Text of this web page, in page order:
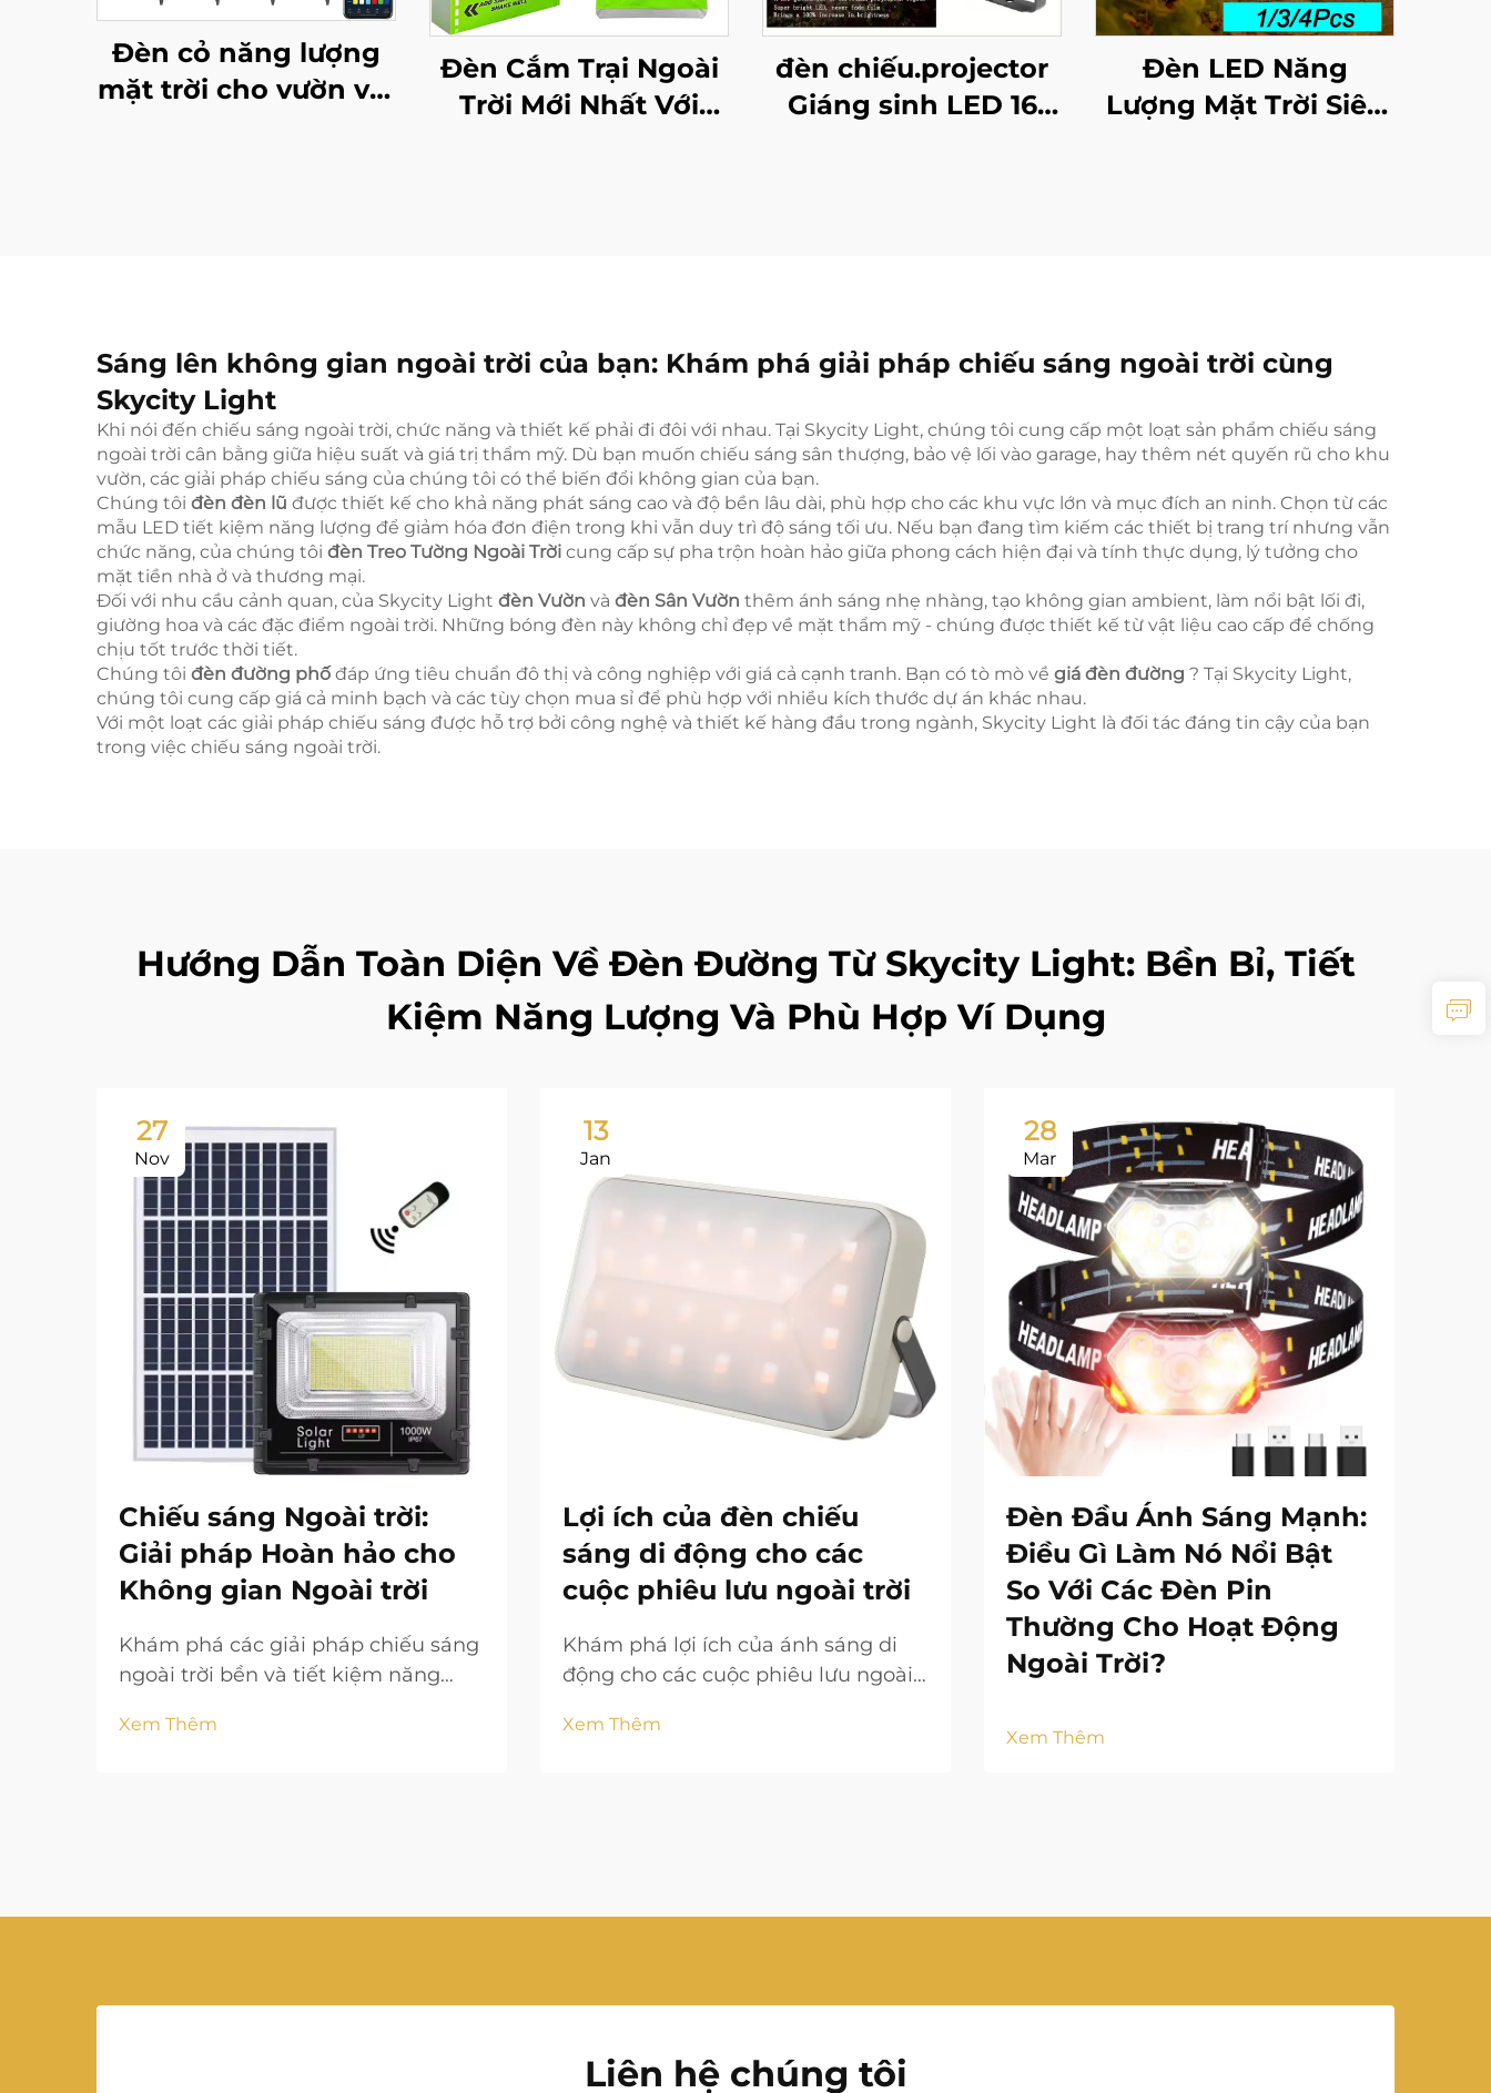
Đèn cỏ năng lượng
mặt trời cho vườn với
Đèn Cắm Trại Ngoài
Trời Mới Nhất Với
đèn chiếu.projector
Giáng sinh LED 16
Đèn LED Năng
Lượng Mặt Trời Siêu
Sáng lên không gian ngoài trời của bạn: Khám phá giải pháp chiếu sáng ngoài trời cùng
Skycity Light
Khi nói đến chiếu sáng ngoài trời, chức năng và thiết kế phải đi đôi với nhau. Tại Skycity Light, chúng tôi cung cấp một loạt sản phẩm chiếu sáng
ngoài trời cân bằng giữa hiệu suất và giá trị thẩm mỹ. Dù bạn muốn chiếu sáng sân thượng, bảo vệ lối vào garage, hay thêm nét quyến rũ cho khu
vườn, các giải pháp chiếu sáng của chúng tôi có thể biến đổi không gian của bạn.
Chúng tôi đèn đèn lũ được thiết kế cho khả năng phát sáng cao và độ bền lâu dài, phù hợp cho các khu vực lớn và mục đích an ninh. Chọn từ các
mẫu LED tiết kiệm năng lượng để giảm hóa đơn điện trong khi vẫn duy trì độ sáng tối ưu. Nếu bạn đang tìm kiếm các thiết bị trang trí nhưng vẫn
chức năng, của chúng tôi đèn Treo Tường Ngoài Trời cung cấp sự pha trộn hoàn hảo giữa phong cách hiện đại và tính thực dụng, lý tưởng cho
mặt tiền nhà ở và thương mại.
Đối với nhu cầu cảnh quan, của Skycity Light đèn Vườn và đèn Sân Vườn thêm ánh sáng nhẹ nhàng, tạo không gian ambient, làm nổi bật lối đi,
giường hoa và các đặc điểm ngoài trời. Những bóng đèn này không chỉ đẹp về mặt thẩm mỹ - chúng được thiết kế từ vật liệu cao cấp để chống
chịu tốt trước thời tiết.
Chúng tôi đèn đường phốđáp ứng tiêu chuẩn đô thị và công nghiệp với giá cả cạnh tranh. Bạn có tò mò về giá đèn đường ? Tại Skycity Light,
chúng tôi cung cấp giá cả minh bạch và các tùy chọn mua sỉ để phù hợp với nhiều kích thước dự án khác nhau.
Với một loạt các giải pháp chiếu sáng được hỗ trợ bởi công nghệ và thiết kế hàng đầu trong ngành, Skycity Light là đối tác đáng tin cậy của bạn
trong việc chiếu sáng ngoài trời.
Hướng Dẫn Toàn Diện Về Đèn Đường Từ Skycity Light: Bền Bỉ, Tiết
Kiệm Năng Lượng Và Phù Hợp Ví Dụng
27
Nov
Chiếu sáng Ngoài trời:
Giải pháp Hoàn hảo cho
Không gian Ngoài trời
Khám phá các giải pháp chiếu sáng
ngoài trời bền và tiết kiệm năng
không gian ngoại thất của bạn một
Xem Thêm
13
Jan
Lợi ích của đèn chiếu
sáng di động cho các
cuộc phiêu lưu ngoài trời
Khám phá lợi ích của ánh sáng di
động cho các cuộc phiêu lưu ngoài
nhìn thấy và niềm vui trong các
Xem Thêm
28
Mar
Đèn Đầu Ánh Sáng Mạnh:
Điều Gì Làm Nó Nổi Bật
So Với Các Đèn Pin
Thường Cho Hoạt Động
Ngoài Trời?
Xem Thêm
Liên hệ chúng tôi